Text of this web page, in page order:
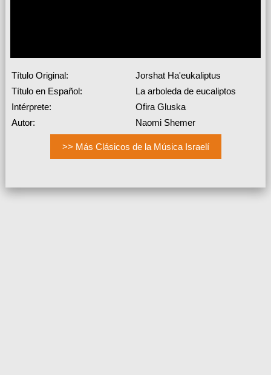
Título Original:
Jorshat Ha'eukaliptus
Título en Español:
La arboleda de eucaliptos
Intérprete:
Ofira Gluska
Autor:
Naomi Shemer
>> Más Clásicos de la Música Israelí